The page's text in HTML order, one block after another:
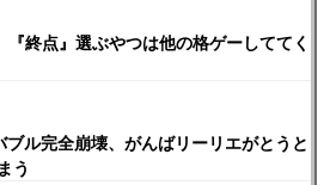
『終点』選ぶやつは他の格ゲーしててく
ブル完全崩壊、がんばリーリエがとうと
う